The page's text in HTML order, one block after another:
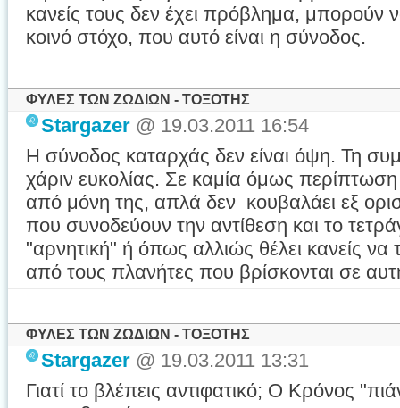
κανείς τους δεν έχει πρόβλημα, μπορούν
κοινό στόχο, που αυτό είναι η σύνοδος.
ΦΥΛΕΣ ΤΩΝ ΖΩΔΙΩΝ - ΤΟΞΟΤΗΣ
Stargazer @ 19.03.2011 16:54
H σύνοδος καταρχάς δεν είναι όψη. Τη
χάριν ευκολίας. Σε καμία όμως περίπτωση
από μόνη της, απλά δεν κουβαλάει εξ
που συνοδεύουν την αντίθεση και το
"αρνητική" ή όπως αλλιώς θέλει κανείς να
από τους πλανήτες που βρίσκονται σε
ΦΥΛΕΣ ΤΩΝ ΖΩΔΙΩΝ - ΤΟΞΟΤΗΣ
Stargazer @ 19.03.2011 13:31
Γιατί το βλέπεις αντιφατικό; Ο Κρόνος